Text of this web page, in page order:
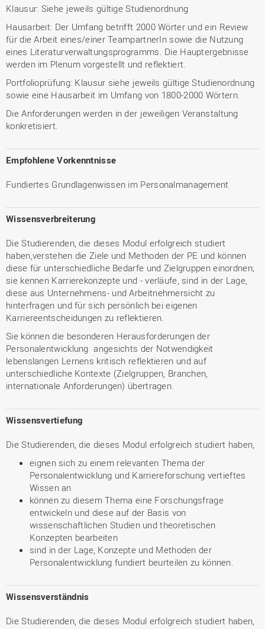
Klausur: Siehe jeweils gültige Studienordnung
Hausarbeit: Der Umfang betrifft 2000 Wörter und ein Review
für die Arbeit eines/einer TeampartnerIn sowie die Nutzung
eines Literaturverwaltungsprogramms. Die Hauptergebnisse
werden im Plenum vorgestellt und reflektiert.
Portfolioprüfung: Klausur siehe jeweils gültige Studienordnung
sowie eine Hausarbeit im Umfang von 1800-2000 Wörtern.
Die Anforderungen werden in der jeweiligen Veranstaltung
konkretisiert.
Empfohlene Vorkenntnisse
Fundiertes Grundlagenwissen im Personalmanagement
Wissensverbreiterung
Die Studierenden, die dieses Modul erfolgreich studiert
haben,verstehen die Ziele und Methoden der PE und können
diese für unterschiedliche Bedarfe und Zielgruppen einordnen;
sie kennen Karrierekonzepte und - verläufe, sind in der Lage,
diese aus Unternehmens- und Arbeitnehmersicht zu
hinterfragen und für sich persönlich bei eigenen
Karriereentscheidungen zu reflektieren.
Sie können die besonderen Herausforderungen der
Personalentwicklung angesichts der Notwendigkeit
lebenslangen Lernens kritisch reflektieren und auf
unterschiedliche Kontexte (Zielgruppen, Branchen,
internationale Anforderungen) übertragen.
Wissensvertiefung
Die Studierenden, die dieses Modul erfolgreich studiert haben,
eignen sich zu einem relevanten Thema der
Personalentwicklung und Karriereforschung vertieftes
Wissen an
können zu diesem Thema eine Forschungsfrage
entwickeln und diese auf der Basis von
wissenschaftlichen Studien und theoretischen
Konzepten bearbeiten
sind in der Lage, Konzepte und Methoden der
Personalentwicklung fundiert beurteilen zu können.
Wissensverständnis
Die Studierenden, die dieses Modul erfolgreich studiert haben,